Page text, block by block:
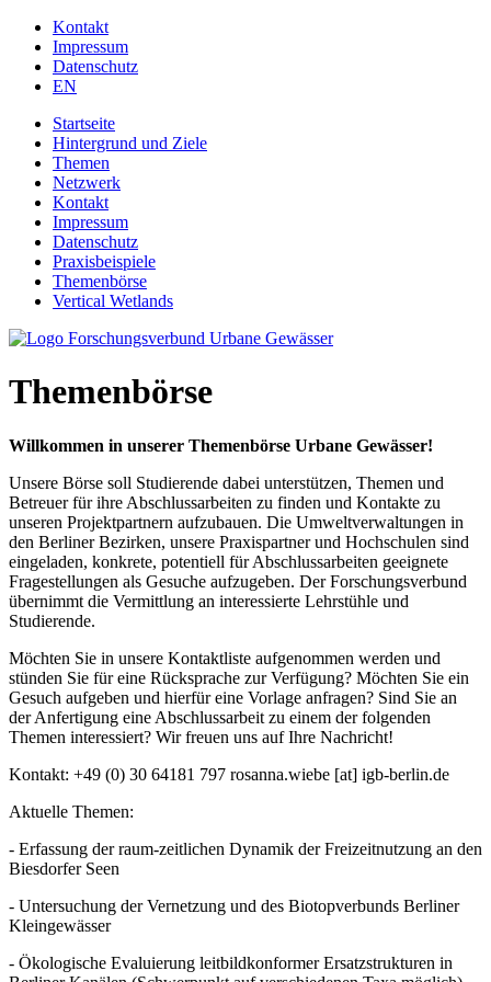
Jump to navigation
Kontakt
Impressum
Datenschutz
EN
Startseite
Hintergrund und Ziele
Themen
Netzwerk
Kontakt
Impressum
Datenschutz
Praxisbeispiele
Themenbörse
Vertical Wetlands
Themenbörse
Willkommen in unserer Themenbörse Urbane Gewässer!
Unsere Börse soll Studierende dabei unterstützen, Themen und
Betreuer für ihre Abschlussarbeiten zu finden und Kontakte zu
unseren Projektpartnern aufzubauen. Die Umweltverwaltungen in
den Berliner Bezirken, unsere Praxispartner und Hochschulen sind
eingeladen, konkrete, potentiell für Abschlussarbeiten geeignete
Fragestellungen als Gesuche aufzugeben. Der Forschungsverbund
übernimmt die Vermittlung an interessierte Lehrstühle und
Studierende.
Möchten Sie in unsere Kontaktliste aufgenommen werden und
stünden Sie für eine Rücksprache zur Verfügung? Möchten Sie ein
Gesuch aufgeben und hierfür eine Vorlage anfragen? Sind Sie an
der Anfertigung eine Abschlussarbeit zu einem der folgenden
Themen interessiert? Wir freuen uns auf Ihre Nachricht!
Kontakt: +49 (0) 30 64181 797 rosanna.wiebe [at] igb-berlin.de
Aktuelle Themen:
- Erfassung der raum-zeitlichen Dynamik der Freizeitnutzung an den
Biesdorfer Seen
- Untersuchung der Vernetzung und des Biotopverbunds Berliner
Kleingewässer
- Ökologische Evaluierung leitbildkonformer Ersatzstrukturen in